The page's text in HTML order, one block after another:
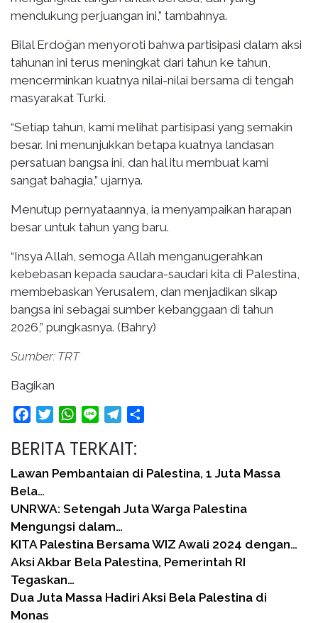
mendukung perjuangan ini,” tambahnya.
Bilal Erdoğan menyoroti bahwa partisipasi dalam aksi
tahunan ini terus meningkat dari tahun ke tahun,
mencerminkan kuatnya nilai-nilai bersama di tengah
masyarakat Turki.
“Setiap tahun, kami melihat partisipasi yang semakin
besar. Ini menunjukkan betapa kuatnya landasan
persatuan bangsa ini, dan hal itu membuat kami
sangat bahagia,” ujarnya.
Menutup pernyataannya, ia menyampaikan harapan
besar untuk tahun yang baru.
“Insya Allah, semoga Allah menganugerahkan
kebebasan kepada saudara-saudari kita di Palestina,
membebaskan Yerusalem, dan menjadikan sikap
bangsa ini sebagai sumber kebanggaan di tahun
2026,” pungkasnya. (Bahry)
Sumber: TRT
Bagikan
FacebookTwitterWhatsApp
Line Telegram
BERITA TERKAIT:
Lawan Pembantaian di Palestina, 1 Juta Massa
Bela…
UNRWA: Setengah Juta Warga Palestina
Mengungsi dalam…
KITA Palestina Bersama WIZ Awali 2024 dengan…
Aksi Akbar Bela Palestina, Pemerintah RI
Tegaskan…
Dua Juta Massa Hadiri Aksi Bela Palestina di
Monas